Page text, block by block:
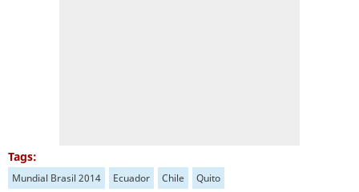
Tags:
Mundial Brasil 2014 Ecuador Chile Quito